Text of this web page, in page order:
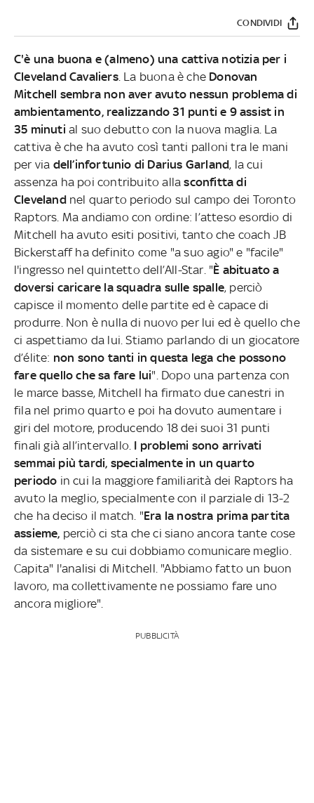
CONDIVIDI
C'è una buona e (almeno) una cattiva notizia per i
Cleveland Cavaliers. La buona è che Donovan
Mitchell sembra non aver avuto nessun problema di
ambientamento, realizzando 31 punti e 9 assist in
35 minuti al suo debutto con la nuova maglia. La
cattiva è che ha avuto così tanti palloni tra le mani
per via dell’infortunio di Darius Garland, la cui
assenza ha poi contribuito allasconfitta di
Clevelandnel quarto periodo sul campo dei Toronto
Raptors. Ma andiamo con ordine: l’atteso esordio di
Mitchell ha avuto esiti positivi, tanto che coach JB
Bickerstaff ha definito come "a suo agio" e "facile"
l'ingresso nel quintetto dell’All-Star. "È abituato a
doversi caricare la squadra sulle spalle, perciò
capisce il momento delle partite ed è capace di
produrre. Non è nulla di nuovo per lui ed è quello che
ci aspettiamo da lui. Stiamo parlando di un giocatore
d’élite: non sono tanti in questa lega che possono
fare quello che sa fare lui". Dopo una partenza con
le marce basse, Mitchell ha firmato due canestri in
fila nel primo quarto e poi ha dovuto aumentare i
giri del motore, producendo 18 dei suoi 31 punti
finali già all’intervallo. I problemi sono arrivati
semmai più tardi, specialmente in un quarto
periodo in cui la maggiore familiarità dei Raptors ha
avuto la meglio, specialmente con il parziale di 13-2
che ha deciso il match. "Era la nostra prima partita
assieme, perciò ci sta che ci siano ancora tante cose
da sistemare e su cui dobbiamo comunicare meglio.
Capita" l'analisi di Mitchell. "Abbiamo fatto un buon
lavoro, ma collettivamente ne possiamo fare uno
ancora migliore".
PUBBLICITÀ